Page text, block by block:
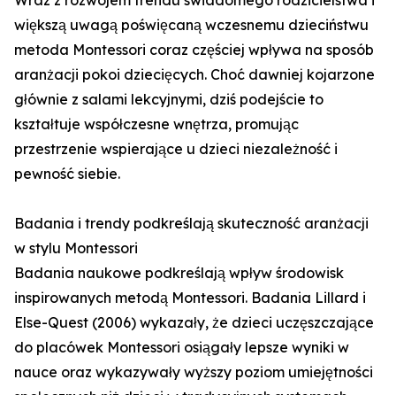
większą uwagą poświęcaną wczesnemu dzieciństwu
metoda Montessori coraz częściej wpływa na sposób
aranżacji pokoi dziecięcych. Choć dawniej kojarzone
głównie z salami lekcyjnymi, dziś podejście to
kształtuje współczesne wnętrza, promując
przestrzenie wspierające u dzieci niezależność i
pewność siebie.
Badania i trendy podkreślają skuteczność aranżacji
w stylu Montessori
Badania naukowe podkreślają wpływ środowisk
inspirowanych metodą Montessori. Badania Lillard i
Else-Quest (2006) wykazały, że dzieci uczęszczające
do placówek Montessori osiągały lepsze wyniki w
nauce oraz wykazywały wyższy poziom umiejętności